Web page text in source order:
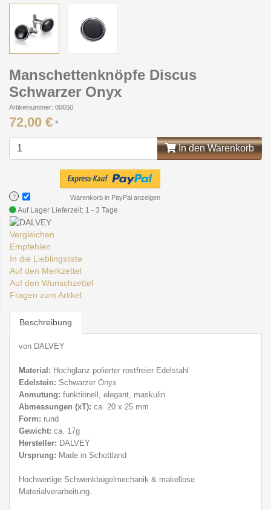
Manschettenknöpfe Discus
Schwarzer Onyx
Artikelnummer: 00650
72,00 € *
In den Warenkorb
? Warenkorb in PayPal anzeigen
Auf Lager Lieferzeit: 1 - 3 Tage
Vergleichen
Empfehlen
In die Lieblingsliste
Auf den Merkzettel
Auf den Wunschzettel
Fragen zum Artikel
Beschreibung
von DALVEY
Material: Hochglanz polierter rostfreier Edelstahl
Edelstein: Schwarzer Onyx
Anmutung: funktionell, elegant, maskulin
Abmessungen (xT): ca. 20 x 25 mm
Form: rund
Gewicht: ca. 17g
Hersteller: DALVEY
Ursprung: Made in Schottland
Hochwertige Schwenkbügelmechanik & makellose
Materialverarbeitung.